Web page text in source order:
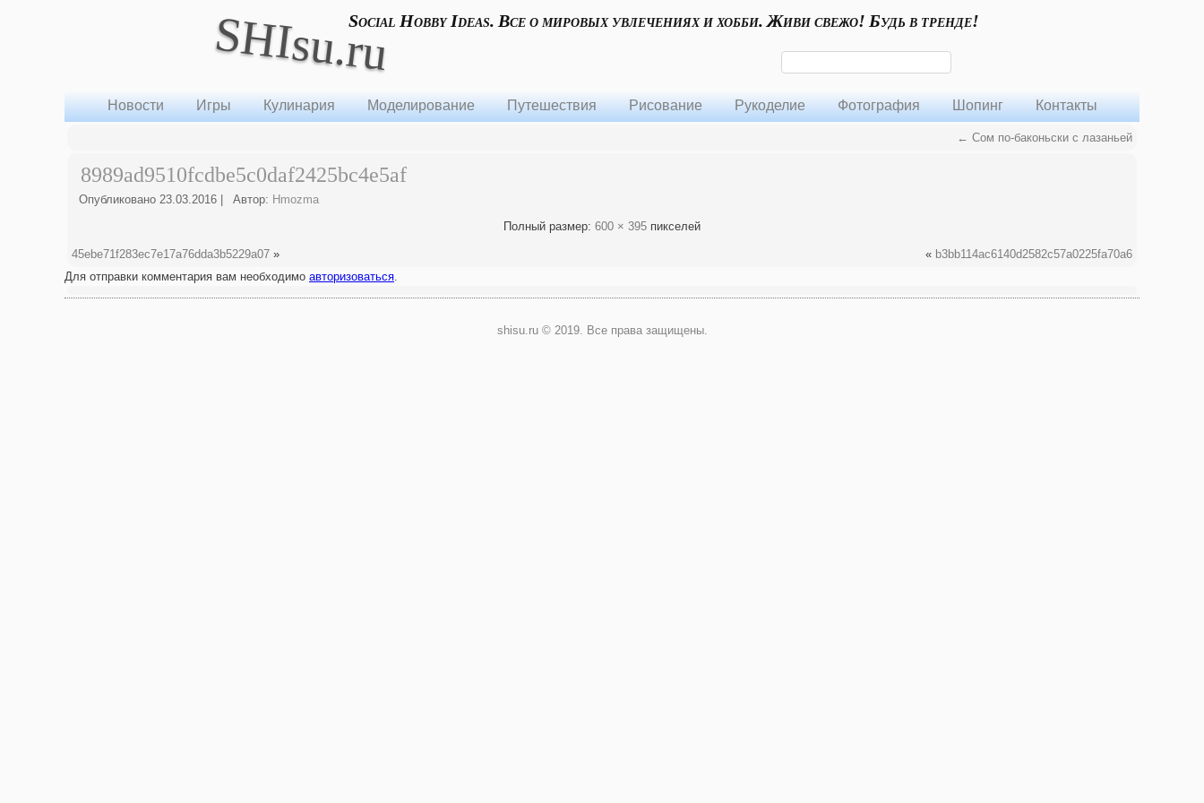
SHIsu.ruSocial Hobby Ideas. Все о мировых увлечениях и хобби. Живи свежо! Будь в тренде!
Новости Игры Кулинария Моделирование Путешествия Рисование Рукоделие Фотография Шопинг Контакты
← Сом по-баконьски с лазаньей
8989ad9510fcdbe5c0daf2425bc4e5af
Опубликовано 23.03.2016 Автор: Hmozma
Полный размер: 600 × 395 пикселей
45ebe71f283ec7e17a76dda3b5229a07 » « b3bb114ac6140d2582c57a0225fa70a6
Для отправки комментария вам необходимо авторизоваться.
shisu.ru © 2019. Все права защищены.